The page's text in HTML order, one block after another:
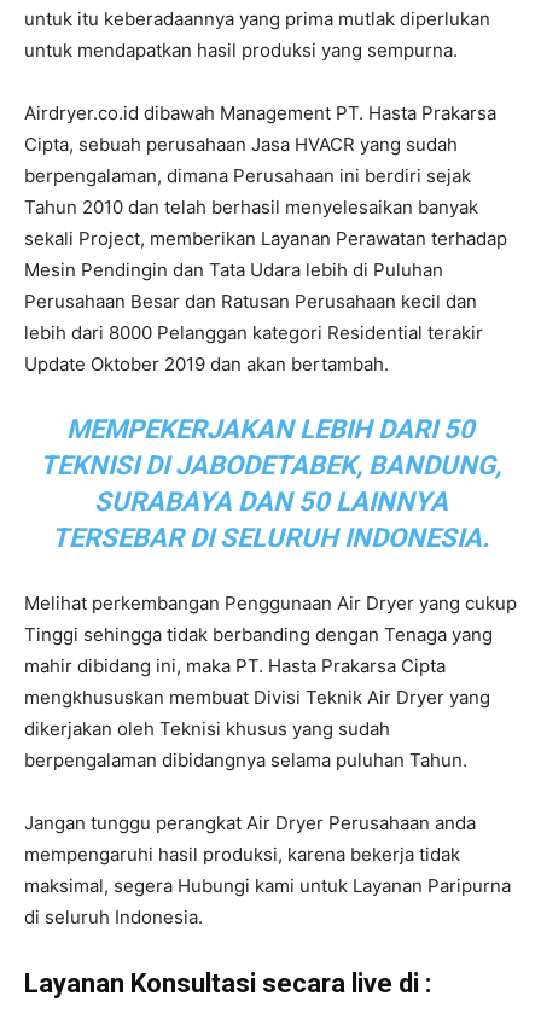
untuk itu keberadaannya yang prima mutlak diperlukan
untuk mendapatkan hasil produksi yang sempurna.
Airdryer.co.id dibawah Management PT. Hasta Prakarsa
Cipta, sebuah perusahaan Jasa HVACR yang sudah
berpengalaman, dimana Perusahaan ini berdiri sejak
Tahun 2010 dan telah berhasil menyelesaikan banyak
sekali Project, memberikan Layanan Perawatan terhadap
Mesin Pendingin dan Tata Udara lebih di Puluhan
Perusahaan Besar dan Ratusan Perusahaan kecil dan
lebih dari 8000 Pelanggan kategori Residential terakir
Update Oktober 2019 dan akan bertambah.
MEMPEKERJAKAN LEBIH DARI 50
TEKNISI DI JABODETABEK, BANDUNG,
SURABAYA DAN 50 LAINNYA
TERSEBAR DI SELURUH INDONESIA.
Melihat perkembangan Penggunaan Air Dryer yang cukup
Tinggi sehingga tidak berbanding dengan Tenaga yang
mahir dibidang ini, maka PT. Hasta Prakarsa Cipta
mengkhususkan membuat Divisi Teknik Air Dryer yang
dikerjakan oleh Teknisi khusus yang sudah
berpengalaman dibidangnya selama puluhan Tahun.
Jangan tunggu perangkat Air Dryer Perusahaan anda
mempengaruhi hasil produksi, karena bekerja tidak
maksimal, segera Hubungi kami untuk Layanan Paripurna
di seluruh Indonesia.
Layanan Konsultasi secara live di :